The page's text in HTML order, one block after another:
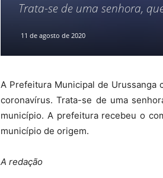
Trata-se de uma senhora,
11 de agosto de 2020
A Prefeitura Municipal de
coronavírus. Trata-se de uma
município. A prefeitura recebeu o
município de origem.
A redação